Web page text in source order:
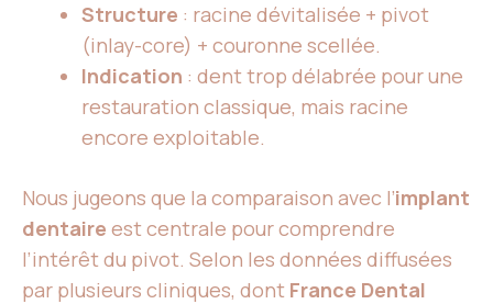
Structure : racine dévitalisée + pivot
(inlay-core) + couronne scellée.
Indication : dent trop délabrée pour une
restauration classique, mais racine
encore exploitable.
Nous jugeons que la comparaison avec l’implant
dentaire est centrale pour comprendre
l’intérêt du pivot. Selon les données diffusées
par plusieurs cliniques, dont France Dental